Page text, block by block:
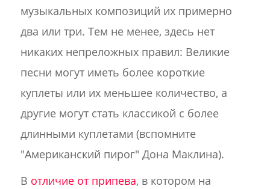
музыкальных композиций их примерно
два или три. Тем не менее, здесь нет
никаких непреложных правил: Великие
песни могут иметь более короткие
куплеты или их меньшее количество, а
другие могут стать классикой с более
длинными куплетами (вспомните
"Американский пирог" Дона Маклина).
В отличие от припева, в котором на